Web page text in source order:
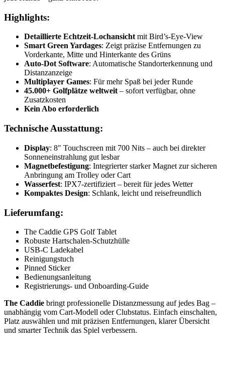
Highlights:
Detaillierte Echtzeit-Lochansichtmit Bird’s-Eye-View
Smart Green Yardages: Zeigt präzise Entfernungen zu
Vorderkante, Mitte und Hinterkante des Grüns
Auto-Dot Software: Automatische Standorterkennung und
Distanzanzeige
Multiplayer Games: Für mehr Spaß bei jeder Runde
45.000+ Golfplätze weltweit– sofort verfügbar, ohne
Zusatzkosten
Kein Abo erforderlich
Technische Ausstattung:
Display: 8" Touchscreen mit 700 Nits – auch bei direkter
Sonneneinstrahlung gut lesbar
Magnetbefestigung: Integrierter starker Magnet zur sicheren
Anbringung am Trolley oder Cart
Wasserfest: IPX7-zertifiziert – bereit für jedes Wetter
Kompaktes Design: Schlank, leicht und reisefreundlich
Lieferumfang:
The Caddie GPS Golf Tablet
Robuste Hartschalen-Schutzhülle
USB-C Ladekabel
Reinigungstuch
Pinned Sticker
Bedienungsanleitung
Registrierungs- und Onboarding-Guide
The Caddie bringt professionelle Distanzmessung auf jedes Bag –
unabhängig vom Cart-Modell oder Clubstatus. Einfach einschalten,
Platz auswählen und mit präzisen Entfernungen, klarer Übersicht
und smarter Technik das Spiel verbessern.